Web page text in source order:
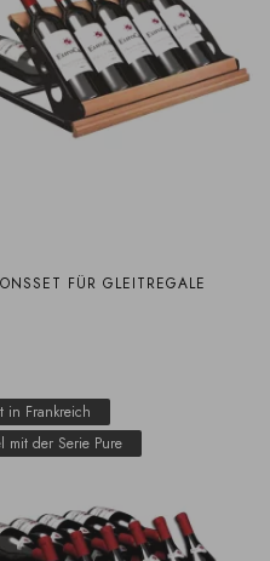
FÜR GLEITREGALE
in Frankreich
mit der Serie Pure